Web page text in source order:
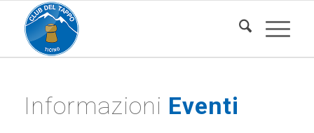
Informazioni Eventi